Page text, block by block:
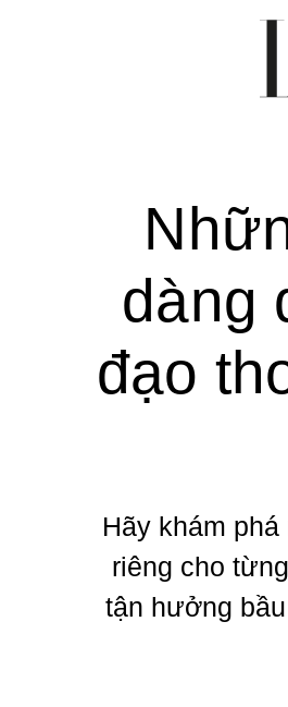
dàng
đạo
Hãy khám
riêng cho
tận hưởng